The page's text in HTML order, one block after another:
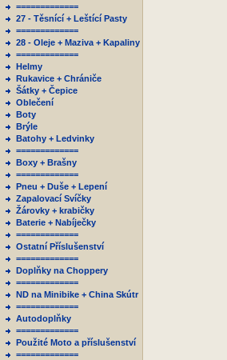
=============
27 - Těsnící + Leštící Pasty
=============
28 - Oleje + Maziva + Kapaliny
=============
Helmy
Rukavice + Chrániče
Šátky + Čepice
Oblečení
Boty
Brýle
Batohy + Ledvinky
=============
Boxy + Brašny
=============
Pneu + Duše + Lepení
Zapalovací Svíčky
Žárovky + krabičky
Baterie + Nabíječky
=============
Ostatní Příslušenství
=============
Doplňky na Choppery
=============
ND na Minibike + China Skútr
=============
Autodoplňky
=============
Použité Moto a příslušenství
=============